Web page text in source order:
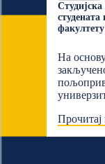
факултету
На